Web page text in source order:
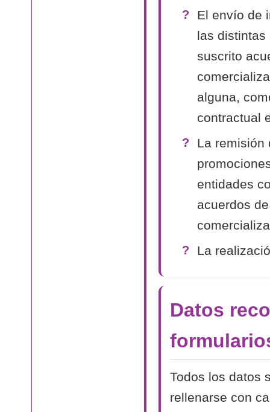
El envío de
las distintas
suscrito
alguna,
contractual
La remisión
entidades
acuerdos
La
Datos
Todos los datos
rellenarse con